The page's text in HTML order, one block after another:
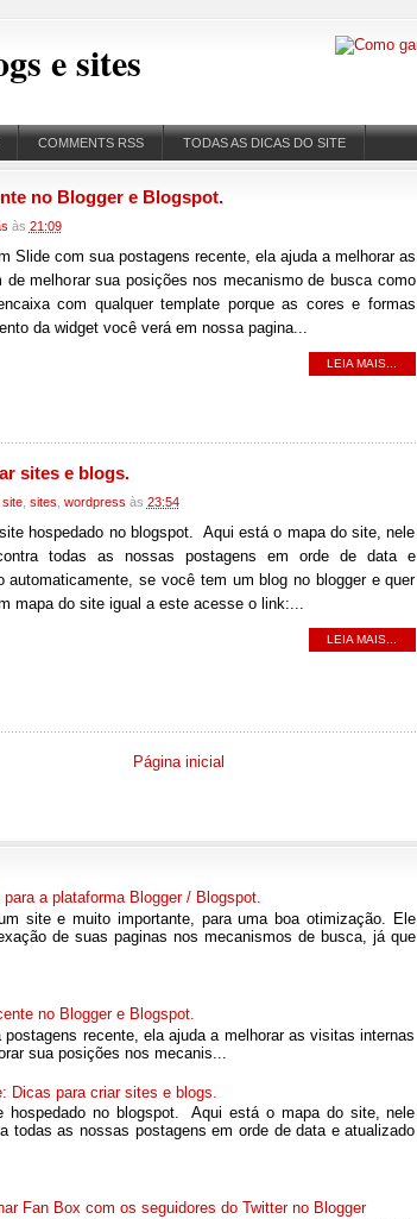
e sites
COMMENTS RSS TODAS AS DICAS DO SITE
no Blogger e Blogspot.
às 21:09
Slide com sua postagens recente, ela ajuda a melhorar as
de melhorar sua posições nos mecanismo de busca como
com qualquer template porque as cores e formas
da widget você verá em nossa pagina...
LEIA MAIS...
sites e blogs.
, sites wordpress às 23:54
hospedado no blogspot. Aqui está o mapa do site, nele
todas as nossas postagens em orde de data e
automaticamente, se você tem um blog no blogger e quer
mapa do site igual a este acesse o link:...
LEIA MAIS...
Página inicial
para a plataforma Blogger / Blogspot.
site e muito importante, para uma boa otimização. Ele
de suas paginas nos mecanismos de busca, já que
no Blogger e Blogspot.
recente, ela ajuda a melhorar as visitas internas
sua posições nos mecanis...
Dicas para criar sites e blogs.
hospedado no blogspot. Aqui está o mapa do site, nele
todas as nossas postagens em orde de data e atualizado
Fan Box com os seguidores do Twitter no Blogger